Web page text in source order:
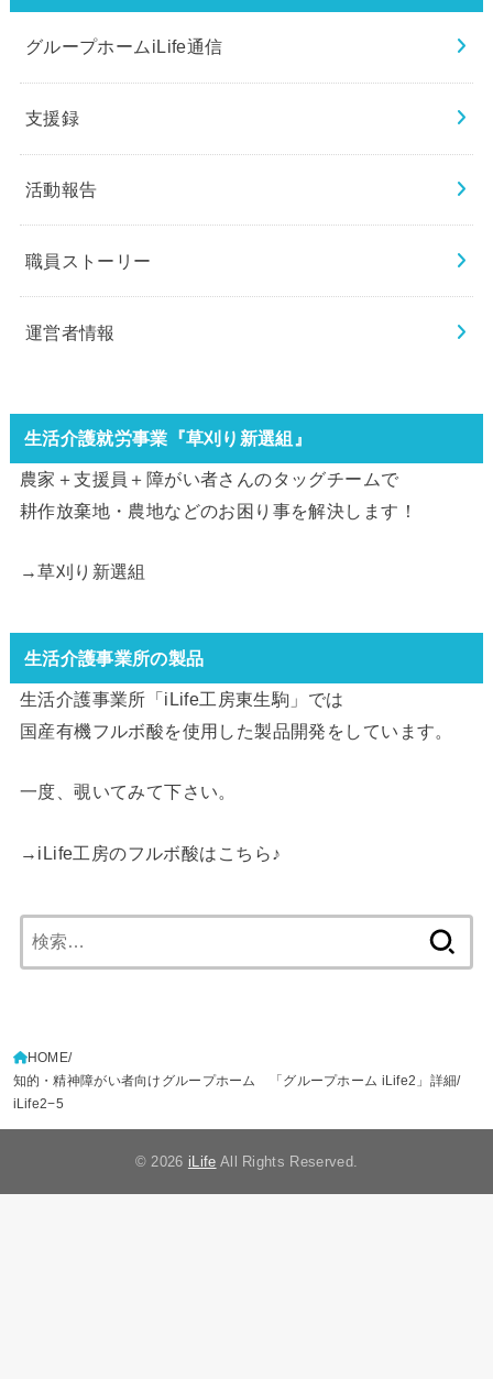
グループホームiLife通信
支援録
活動報告
職員ストーリー
運営者情報
生活介護就労事業『草刈り新選組』
農家＋支援員＋障がい者さんのタッグチームで
耕作放棄地・農地などのお困り事を解決します！
→草刈り新選組
生活介護事業所の製品
生活介護事業所「iLife工房東生駒」では
国産有機フルボ酸を使用した製品開発をしています。
一度、覗いてみて下さい。
→ iLife工房のフルボ酸はこちら♪
索:
HOME
知的・精神障がい者向けグループホーム 「グループホーム iLife2」詳細
iLife2−5
© 2026 iLife All Rights Reserved.